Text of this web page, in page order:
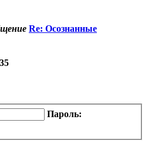
Re: Осознанные
Пароль: